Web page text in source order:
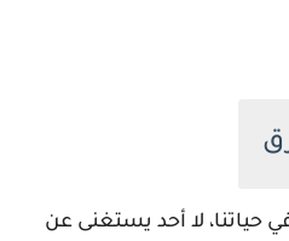
حياتنا، لا أحد يستغنى عن